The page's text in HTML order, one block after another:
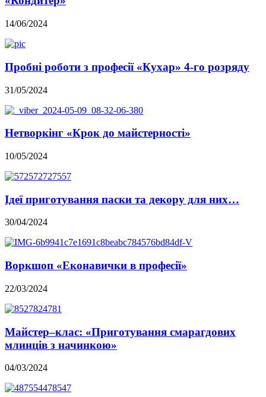
14/06/2024
Пробні роботи з професії «Кухар» 4-го розряду
31/05/2024
Нетворкінг «Крок до майстерності»
10/05/2024
Ідеї приготування паски та декору для них…
30/04/2024
Воркшоп «Еконавички в професії»
22/03/2024
Майстер–клас: «Приготування смарагдових
млинців з начинкою»
04/03/2024